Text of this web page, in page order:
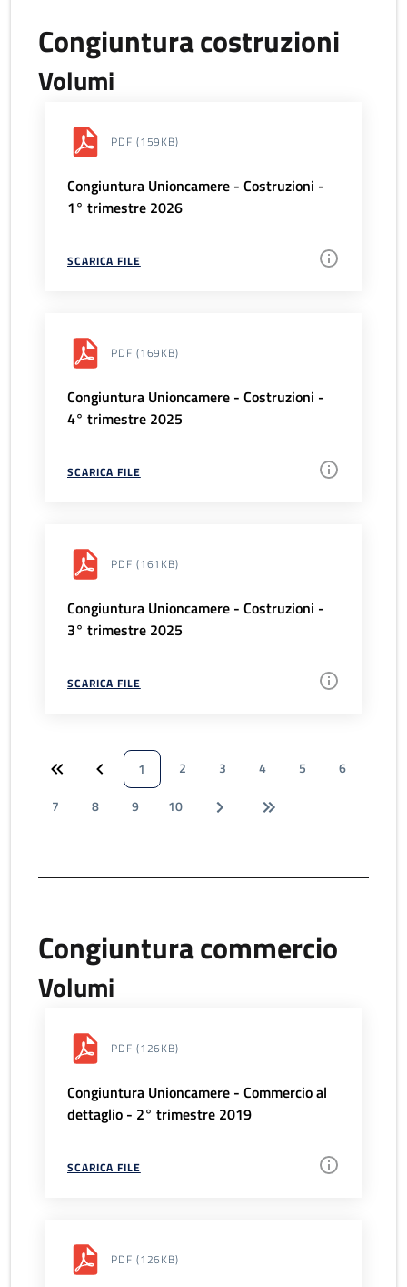
Congiuntura costruzioni
Volumi
PDF (159KB)
Congiuntura Unioncamere - Costruzioni -
1° trimestre 2026
SCARICA FILE
PDF (169KB)
Congiuntura Unioncamere - Costruzioni -
4° trimestre 2025
SCARICA FILE
PDF (161KB)
Congiuntura Unioncamere - Costruzioni -
3° trimestre 2025
SCARICA FILE
1 2 3 4 5
6
7
8 9 10
Congiuntura commercio
Volumi
PDF (126KB)
Congiuntura Unioncamere - Commercio al
dettaglio - 2° trimestre 2019
SCARICA FILE
PDF (126KB)